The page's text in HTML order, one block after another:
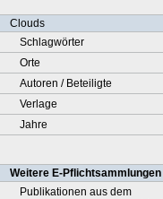
Clouds
Schlagwörter
Orte
Autoren / Beteiligte
Verlage
Jahre
Weitere E-Pflichtsammlungen
Publikationen aus dem